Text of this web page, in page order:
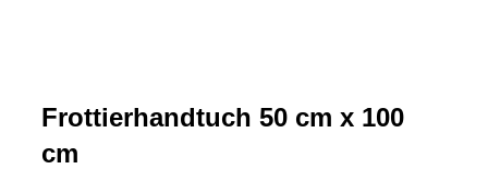
Frottierhandtuch 50 cm x 100
cm